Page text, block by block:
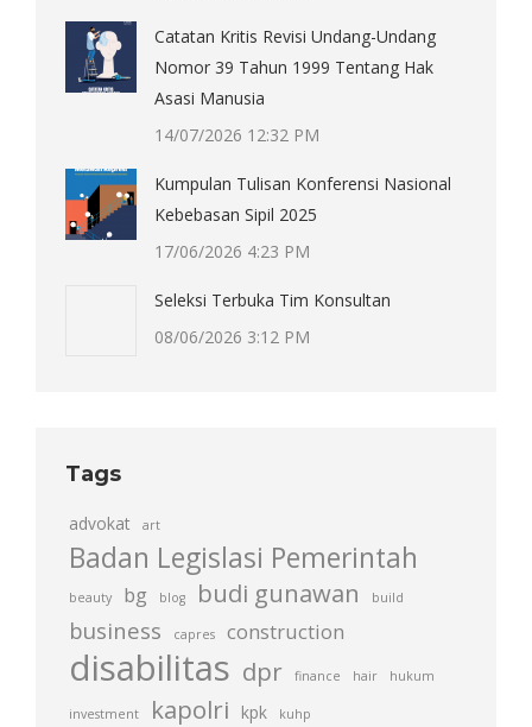
Catatan Kritis Revisi Undang-Undang
Nomor 39 Tahun 1999 Tentang Hak
Asasi Manusia
14/07/2026 12:32 PM
Kumpulan Tulisan Konferensi Nasional
Kebebasan Sipil 2025
17/06/2026 4:23 PM
Seleksi Terbuka Tim Konsultan
08/06/2026 3:12 PM
Tags
advokat art
Badan Legislasi Pemerintah
beauty bg blog budi gunawan build
business capres construction
disabilitas dpr finance hair hukum
investment kapolri kpk kuhp